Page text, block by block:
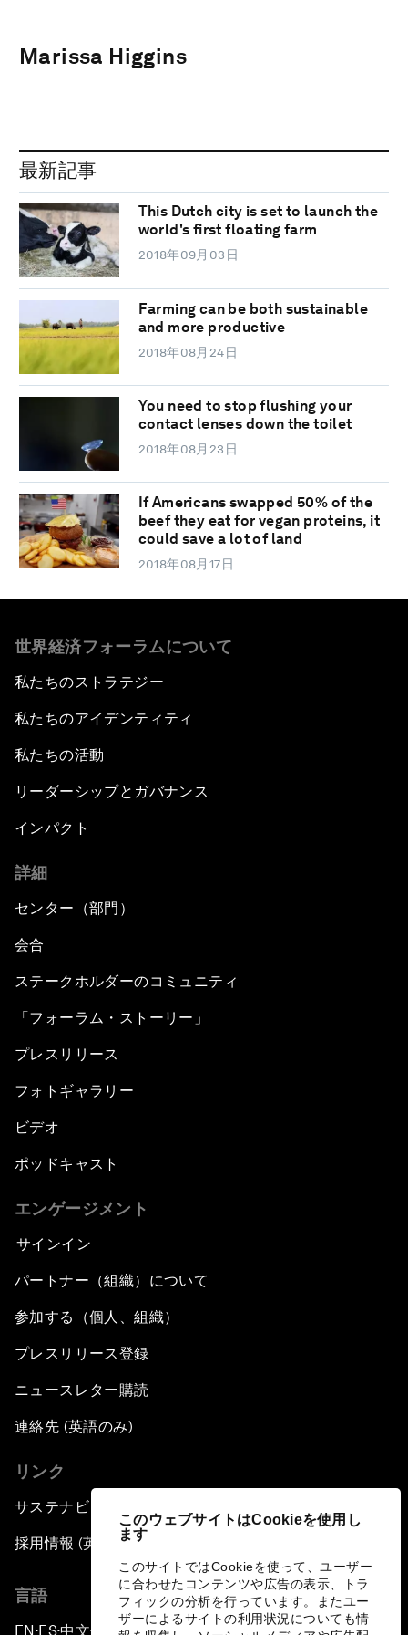
このウェブサイトはCookieを使用し
ます
このサイトではCookieを使って、ユーザー
に合わせたコンテンツや広告の表示、トラ
フィックの分析を行っています。またユー
ザーによるサイトの利用状況についても情
Marissa Higgins
最新記事
This Dutch city is set to launch the
world's first floating farm
2018年09月03日
Farming can be both sustainable
and more productive
2018年08月24日
You need to stop flushing your
contact lenses down the toilet
2018年08月23日
If Americans swapped 50% of the
beef they eat for vegan proteins, it
could save a lot of land
2018年08月17日
世界経済フォーラムについて
私たちのストラテジー
私たちのアイデンティティ
私たちの活動
リーダーシップとガバナンス
インパクト
詳細
センター（部門）
会合
ステークホルダーのコミュニティ
「フォーラム・ストーリー」
プレスリリース
フォトギャラリー
ビデオ
ポッドキャスト
エンゲージメント
サインイン
パートナー（組織）について
参加する（個人、組織）
プレスリリース登録
ニュースレター購読
連絡先 (英語のみ)
リンク
サステナビリティへの取り組み
採用情報 (英語のみ)
言語
EN ▪ ES▪中文▪ 日本語